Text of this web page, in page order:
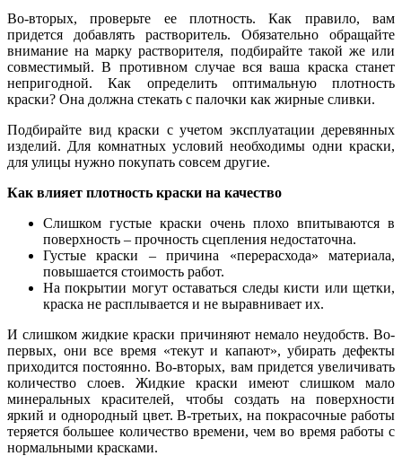
Во-вторых, проверьте ее плотность. Как правило, вам
придется добавлять растворитель. Обязательно обращайте
внимание на марку растворителя, подбирайте такой же или
совместимый. В противном случае вся ваша краска станет
непригодной. Как определить оптимальную плотность
краски? Она должна стекать с палочки как жирные сливки.
Подбирайте вид краски с учетом эксплуатации деревянных
изделий. Для комнатных условий необходимы одни краски,
для улицы нужно покупать совсем другие.
Как влияет плотность краски на качество
Слишком густые краски очень плохо впитываются в
поверхность – прочность сцепления недостаточна.
Густые краски – причина «перерасхода» материала,
повышается стоимость работ.
На покрытии могут оставаться следы кисти или щетки,
краска не расплывается и не выравнивает их.
И слишком жидкие краски причиняют немало неудобств. Во-
первых, они все время «текут и капают», убирать дефекты
приходится постоянно. Во-вторых, вам придется увеличивать
количество слоев. Жидкие краски имеют слишком мало
минеральных красителей, чтобы создать на поверхности
яркий и однородный цвет. В-третьих, на покрасочные работы
теряется большее количество времени, чем во время работы с
нормальными красками.